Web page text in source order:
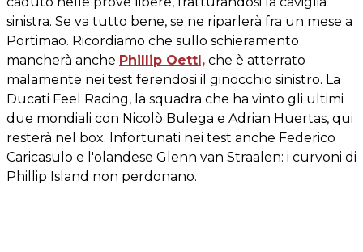
sinistra. Se va tutto bene, se ne riparlerà fra un mese a
Portimao. Ricordiamo che sullo schieramento
mancherà anche Phillip Oettl, che è atterrato
malamente nei test ferendosi il ginocchio sinistro. La
Ducati Feel Racing, la squadra che ha vinto gli ultimi
due mondiali con Nicolò Bulega e Adrian Huertas, qui
resterà nel box. Infortunati nei test anche Federico
Caricasulo e l'olandese Glenn van Straalen: i curvoni di
Phillip Island non perdonano.